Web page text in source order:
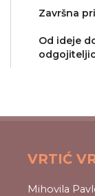
Završna
Od ideje
VRTIĆ
Mihovila